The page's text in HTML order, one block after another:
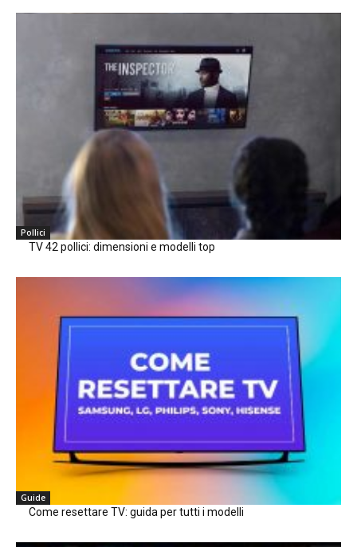
Pollici
TV 42 pollici: dimensioni e modelli top
Guide
Come resettare TV: guida per tutti i modelli